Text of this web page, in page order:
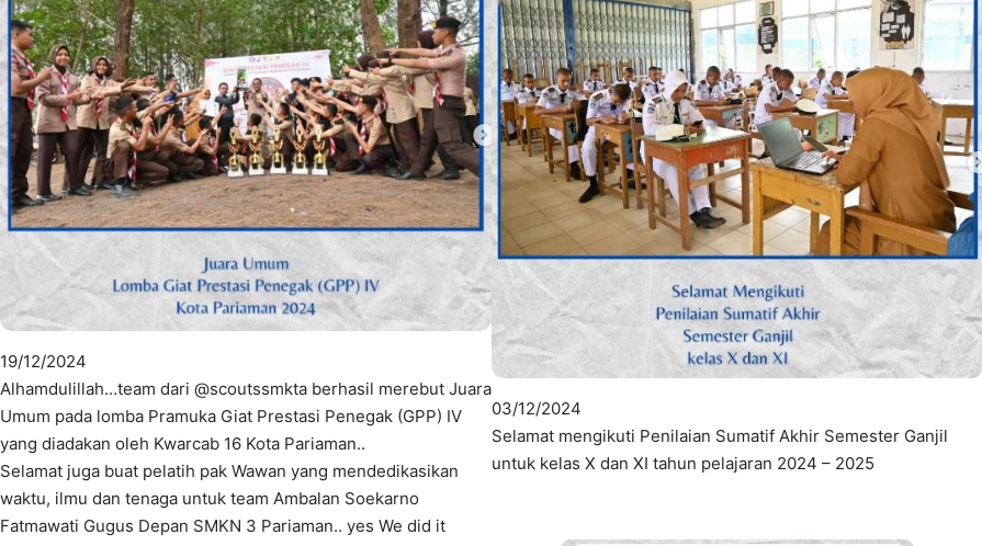
19/12/2024
Alhamdulillah…team dari @scoutssmkta berhasil merebut Juara
Umum pada lomba Pramuka Giat Prestasi Penegak (GPP) IV
yang diadakan oleh Kwarcab 16 Kota Pariaman..
Selamat juga buat pelatih pak Wawan yang mendedikasikan
waktu, ilmu dan tenaga untuk team Ambalan Soekarno
Fatmawati Gugus Depan SMKN 3 Pariaman.. yes We did it
03/12/2024
Selamat mengikuti Penilaian Sumatif Akhir Semester Ganjil
untuk kelas X dan XI tahun pelajaran 2024 – 2025